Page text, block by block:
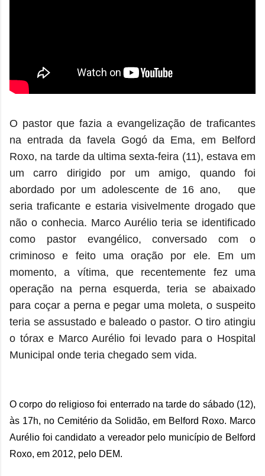
O pastor que fazia a evangelização de traficantes
na entrada da favela Gogó da Ema, em Belford
Roxo, na tarde da ultima sexta-feira (11), estava em
um carro dirigido por um amigo, quando foi
abordado por um adolescente de 16 ano, que
seria traficante e estaria visivelmente drogado que
não o conhecia. Marco Aurélio teria se identificado
como pastor evangélico, conversado com o
criminoso e feito uma oração por ele. Em um
momento, a vítima, que recentemente fez uma
operação na perna esquerda, teria se abaixado
para coçar a perna e pegar uma moleta, o suspeito
teria se assustado e baleado o pastor. O tiro atingiu
o tórax e Marco Aurélio foi levado para o Hospital
Municipal onde teria chegado sem vida.
O corpo do religioso foi enterrado na tarde do sábado (12),
às 17h, no Cemitério da Solidão, em Belford Roxo. Marco
Aurélio foi candidato a vereador pelo município de Belford
Roxo, em 2012, pelo DEM.